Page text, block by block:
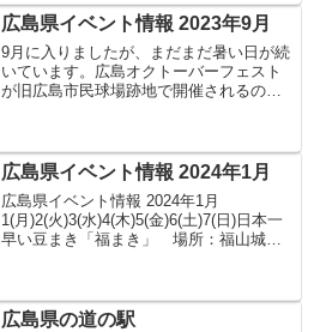
広島県イベント情報 2023年9月
9月に入りましたが、まだまだ暑い日が続
いています。広島オクトーバーフェスト
が旧広島市民球場跡地で開催されるのは
1(金)2(土)3(日)4(月)5(火)6(水)7(木)8(金)広
島オクトーバーフ...
広島県イベント情報 2024年1月
広島県イベント情報 2024年1月
1(月)2(火)3(水)4(木)5(金)6(土)7(日)日本一
早い豆まき「福まき」 場所：福山城
流館、...
広島県の道の駅